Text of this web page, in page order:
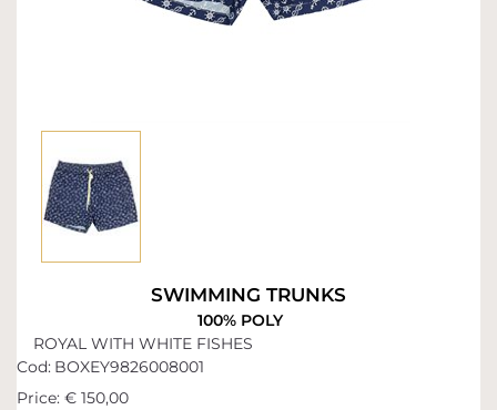
SWIMMING TRUNKS
100% POLY
ROYAL WITH WHITE FISHES
Cod: BOXEY9826008001
Price: € 150,00